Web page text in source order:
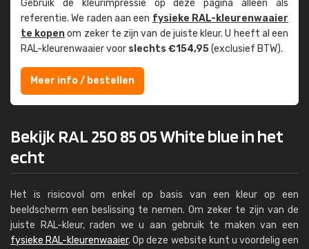
Gebruik de kleur­impressie op deze pagina alleen als
referentie. We raden aan een fysieke RAL-kleuren­waaier
te kopenom zeker te zijn van de juiste kleur. U heeft al een
RAL-kleuren­waaier voor slechts €154,95(exclusief BTW).
Meer info / bestellen
Bekijk RAL 250 85 05 White blue in het
echt
Het is risicovol om enkel op basis van een kleur op een
beeldscherm een beslissing te nemen. Om zeker te zijn van de
juiste RAL-kleur, raden we u aan gebruik te maken van een
fysieke RAL-kleurenwaaier. Op deze website kunt u voordelig een